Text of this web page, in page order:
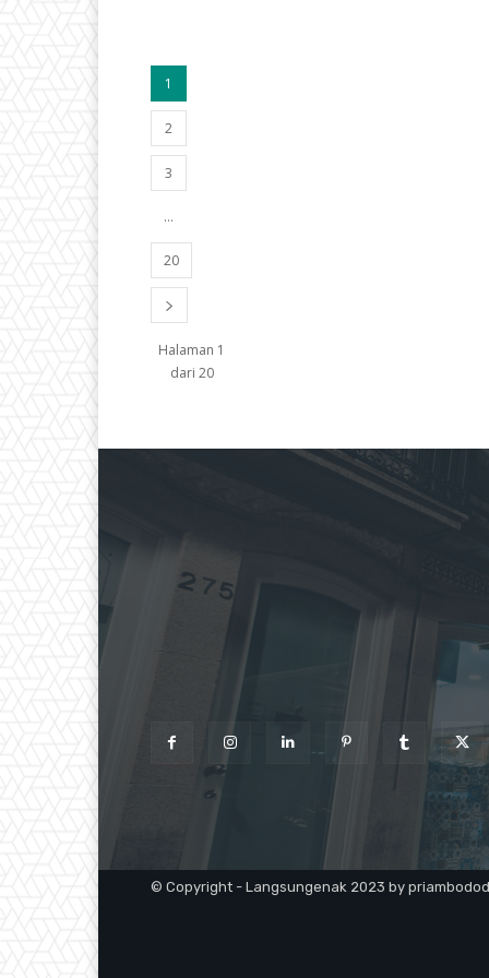
1
2
3
...
20
Halaman 1
dari 20
© Copyright - Langsungenak 2023 by